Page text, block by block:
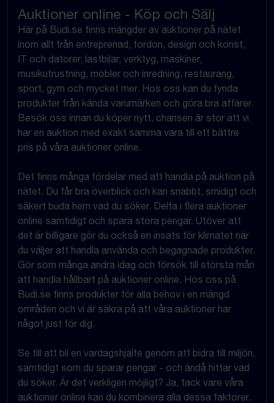
Auktioner online - Köp och Sälj
Här på Budi.se finns mängder av auktioner på nätet
inom allt från entreprenad, fordon, design och konst,
IT och datorer, lastbilar, verktyg, maskiner,
musikutrustning, möbler och inredning, restaurang,
sport, gym och mycket mer. Hos oss kan du fynda
produkter från kända varumärken och göra bra affärer.
Besök oss innan du köper nytt, chansen är stor att vi
har en auktion med exakt samma vara till ett bättre
pris på våra auktioner online.
Det finns många fördelar med att handla på auktion på
nätet. Du får bra överblick och kan snabbt, smidigt och
säkert buda hem vad du söker. Delta i flera auktioner
online samtidigt och spara stora pengar. Utöver att
det är billigare gör du också en insats för klimatet när
du väljer att handla använda och begagnade produkter.
Gör som många andra idag och försök till största mån
att handla hållbart på auktioner online. Hos oss på
Budi.se finns produkter för alla behov i en mängd
områden och vi är säkra på att våra auktioner har
något just för dig.
Se till att bli en vardagshjälte genom att bidra till miljön,
samtidigt som du sparar pengar - och ändå hittar vad
du söker. Är det verkligen möjligt? Ja, tack vare våra
auktioner online kan du kombinera alla dessa faktorer.